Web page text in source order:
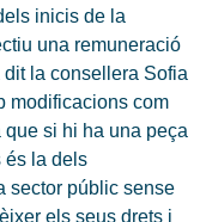
inicis de la
una remuneració
la consellera Sofia
modificacions com
que si hi ha una peça
és la dels
sector públic sense
els seus drets i